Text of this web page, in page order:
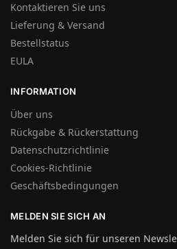
Kontaktieren Sie uns
Lieferung & Versand
Bestellstatus
EULA
INFORMATION
Über uns
Rückgabe & Rückerstattung
Datenschutzrichtlinie
Cookies-Richtlinie
Geschäftsbedingungen
MELDEN SIE SICH AN
Melden Sie sich für unseren